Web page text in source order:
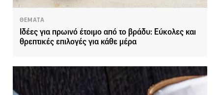
ΘΕΜΑΤΑ
Ιδέες για πρωινό έτοιμο από το βράδυ: Εύκολες και
θρεπτικές επιλογές για κάθε μέρα